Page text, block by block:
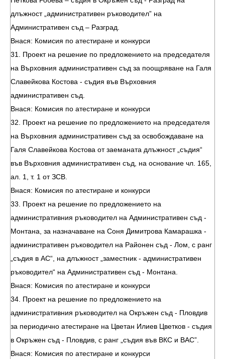
длъжност „административен ръководител” на
Административен съд – Разград.
Внася: Комисия по атестиране и конкурси
31. Проект на решение по предложението на председателя
на Върховния административен съд за поощряване на Галя
Славейкова Костова - съдия във Върховния
административен съд.
Внася: Комисия по атестиране и конкурси
32. Проект на решение по предложението на председателя
на Върховния административен съд за освобождаване на
Галя Славейкова Костова от заеманата длъжност „съдия“
във Върховния административен съд, на основание чл. 165,
ал. 1, т. 1 от ЗСВ.
Внася: Комисия по атестиране и конкурси
33. Проект на решение по предложението на
административния ръководител на Административен съд -
Монтана, за назначаване на Соня Димитрова Камарашка -
административен ръководител на Районен съд - Лом, с ранг
„съдия в АС“, на длъжност „заместник - административен
ръководител“ на Административен съд - Монтана.
Внася: Комисия по атестиране и конкурси
34. Проект на решение по предложението на
административния ръководител на Окръжен съд - Пловдив
за периодично атестиране на Цветан Илиев Цветков - съдия
в Окръжен съд - Пловдив, с ранг „съдия във ВКС и ВАС”.
Внася: Комисия по атестиране и конкурси